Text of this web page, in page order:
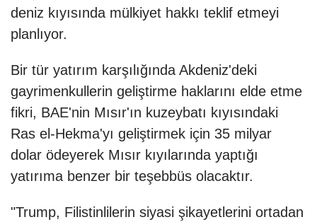
deniz kıyısında mülkiyet hakkı teklif etmeyi
planlıyor.
Bir tür yatırım karşılığında Akdeniz'deki
gayrimenkullerin geliştirme haklarını elde etme
fikri, BAE'nin Mısır'ın kuzeybatı kıyısındaki
Ras el-Hekma'yı geliştirmek için 35 milyar
dolar ödeyerek Mısır kıyılarında yaptığı
yatırıma benzer bir teşebbüs olacaktır.
"Trump, Filistinlilerin siyasi şikayetlerini ortadan